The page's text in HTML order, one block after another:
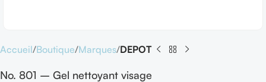
Accueil Boutique Marques DEPOT
No. 801 – Gel nettoyant visage